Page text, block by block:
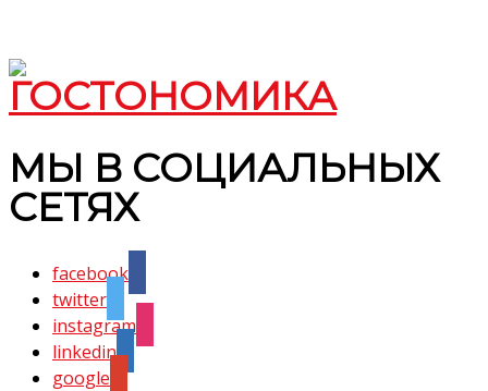
МЫ В СОЦИАЛЬНЫХ
СЕТЯХ
facebook
twitter
instagram
linkedin
google